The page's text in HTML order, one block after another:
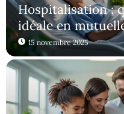
Hospitalisation :
idéale en
15 novembre 2025